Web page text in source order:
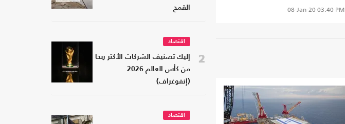
08-Jan-20 03:40 PM
القمح
2
اقتصاد
إليك تصنيف الشركات الأكثر ربحا
من كأس العالم 2026
(إنفوغراف)
اقتصاد